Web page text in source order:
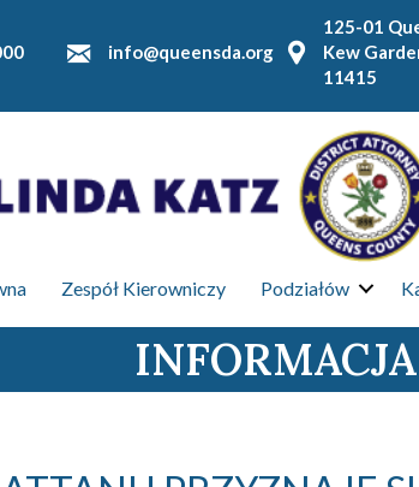
info@queensda.org
125-01
Kew
11415
Zespół Kierowniczy Podziałów